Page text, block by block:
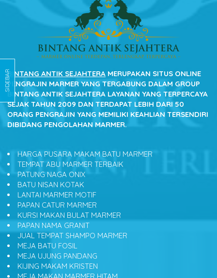
SIDEBARBINTANG ANTIK SEJAHTERA MERUPAKAN SITUS ONLINE
PENGRAJIN MARMER YANG TERGABUNG DALAM GROUP
BINTANG ANTIK SEJAHTERA LAYANAN YANG TERPERCAYA
SEJAK TAHUN 2009 DAN TERDAPAT LEBIH DARI 50
ORANG PENGRAJIN YANG MEMILIKI KEAHLIAN TERSENDIRI
DIBIDANG PENGOLAHAN MARMER.
HARGA PUSARA MAKAM BATU MARMER
TEMPAT ABU MARMER TERBAIK
PATUNG NAGA ONIX
BATU NISAN KOTAK
LANTAI MARMER MOTIF
PAPAN CATUR MARMER
KURSI MAKAN BULAT MARMER
PAPAN NAMA GRANIT
JUAL TEMPAT SHAMPO MARMER
MEJA BATU FOSIL
MEJA UJUNG PANDANG
KIJING MAKAM KRISTEN